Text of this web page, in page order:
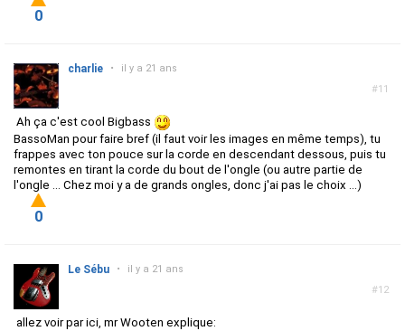
0
#11
charlie • il y a 21 ans
Ah ça c'est cool Bigbass
BassoMan pour faire bref (il faut voir les images en même temps), tu
frappes avec ton pouce sur la corde en descendant dessous, puis tu
remontes en tirant la corde du bout de l'ongle (ou autre partie de
l'ongle ... Chez moi y a de grands ongles, donc j'ai pas le choix ...)
0
#12
Le Sébu • il y a 21 ans
allez voir par ici, mr Wooten explique: